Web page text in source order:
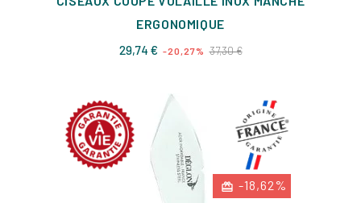
ERGONOMIQUE
29,74 € Prix
-20,27% 37,30 €Prix
-18,62%